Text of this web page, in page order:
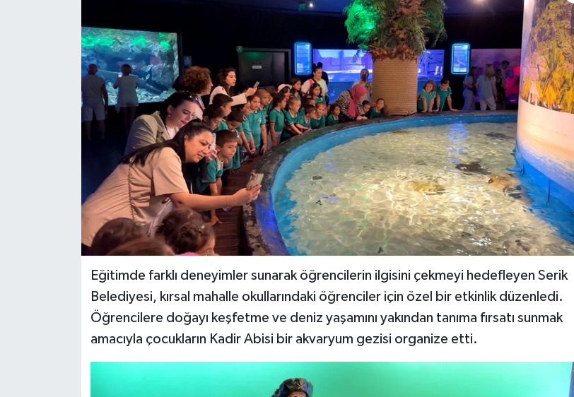
Eğitimde farklı deneyimler sunarak öğrencilerin ilgisini çekmeyi hedefleyen Serik
Belediyesi, kırsal mahalle okullarındaki öğrenciler için özel bir etkinlik düzenledi.
Öğrencilere doğayı keşfetme ve deniz yaşamını yakından tanıma fırsatı sunmak
amacıyla çocukların Kadir Abisi bir akvaryum gezisi organize etti.